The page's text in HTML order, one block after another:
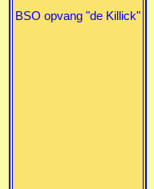
BSO opvang "de Killick"